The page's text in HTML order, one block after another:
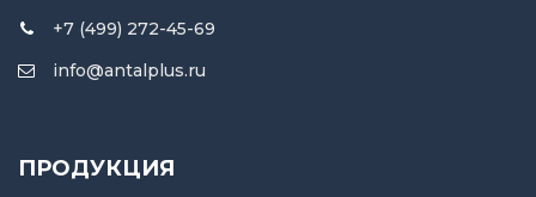
+7 (499) 272-45-69
info@antalplus.ru
ПРОДУКЦИЯ